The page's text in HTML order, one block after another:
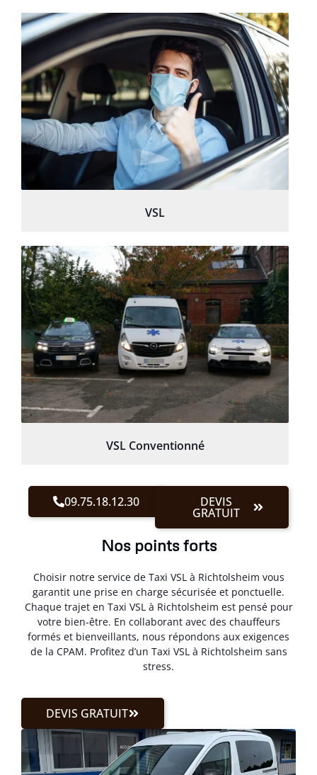
VSL
VSL Conventionné
09.75.18.12.30 DEVIS
GRATUIT
Nos points forts
Choisir notre service de Taxi VSL à Richtolsheim vous
garantit une prise en charge sécurisée et ponctuelle.
Chaque trajet en Taxi VSL à Richtolsheim est pensé pour
votre bien-être. En collaborant avec des chauffeurs
formés et bienveillants, nous répondons aux exigences
de la CPAM. Profitez d’un Taxi VSL à Richtolsheim sans
stress.
DEVIS GRATUIT